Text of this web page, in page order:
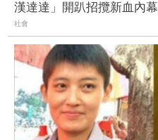
漢達達」開趴招攬新血內幕
社會